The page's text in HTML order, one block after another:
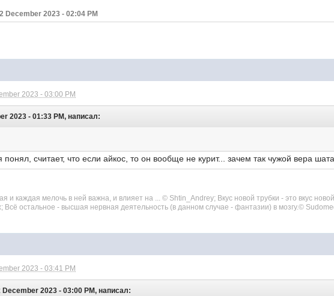
December 2023 - 02:04 PM
2023 - 03:00 PM
2023 - 01:33 PM, написал:
понял, считает, что если айкос, то он вообще не курит... зачем так чужой вера
и каждая мелочь в ней важна, и влияет на ... © Shtin_Andrey; Вкус новой трубки - это вкус
Всё остальное - высшая нервная деятельность (в данном случае - фантазии) в мозгу.©
2023 - 03:41 PM
2023 - 03:00 PM, написал: